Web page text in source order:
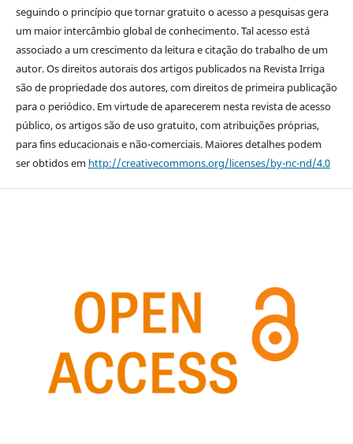
seguindo o princípio que tornar gratuito o acesso a pesquisas gera
um maior intercâmbio global de conhecimento. Tal acesso está
associado a um crescimento da leitura e citação do trabalho de um
autor. Os direitos autorais dos artigos publicados na Revista Irriga
são de propriedade dos autores, com direitos de primeira publicação
para o periódico. Em virtude de aparecerem nesta revista de acesso
público, os artigos são de uso gratuito, com atribuições próprias,
para fins educacionais e não-comerciais. Maiores detalhes podem
ser obtidos em http://creativecommons.org/licenses/by-nc-nd/4.0